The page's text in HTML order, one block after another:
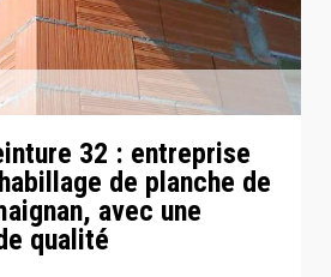
32 : entreprise
de planche de
avec une
qualité